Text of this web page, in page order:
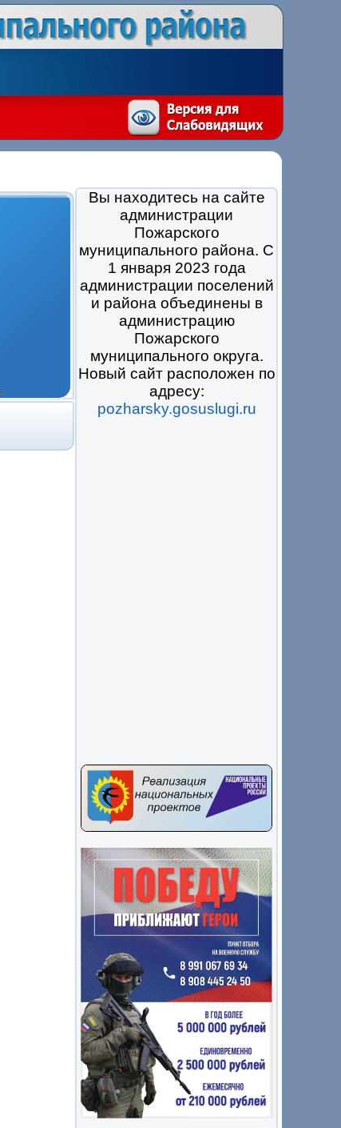
Вы находитесь на сайте
администрации
Пожарского
муниципального района. С
1 января 2023 года
администрации поселений
и района объединены в
администрацию
Пожарского
муниципального округа.
Новый сайт расположен по
адресу:
pozharsky.gosuslugi.ru